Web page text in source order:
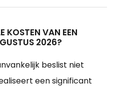
KOSTEN VAN EEN
2026?
beslist niet
een significant